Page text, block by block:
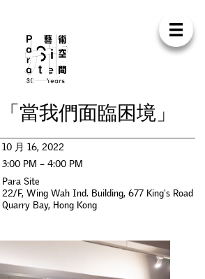
Para
我們 支持
展覽
動
研討會
出版
「當我們面臨困境 」
10 月 16, 2022
3:00 PM – 4:00 PM
Para Site
22/F, Wing Wah Ind. Building, 677 King's Road
Quarry Bay, Hong Kong